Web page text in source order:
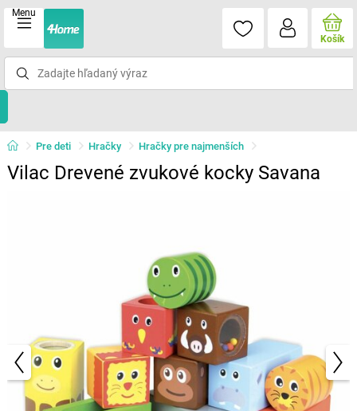
Menu
Košík
Pre deti Hračky Hračky pre najmenších
Vilac Drevené zvukové kocky Savana